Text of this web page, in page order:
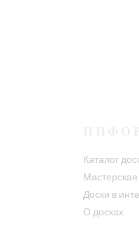
Каталог
Мастерская
Доски в
О досках